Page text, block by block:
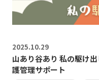
2025.10.29
山あり谷あり 私の駆け
護管理サポート